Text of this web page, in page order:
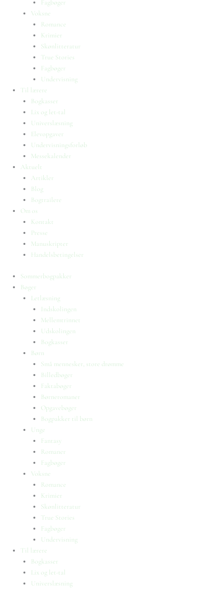
Fagbøger
Voksne
Romance
Krimier
Skønlitteratur
True Stories
Fagbøger
Undervisning
Til lærere
Bogkasser
Lix og let-tal
Universlæsning
Elevopgaver
Undervisningsforløb
Messekalender
Aktuelt
Artikler
Blog
Bogtrailere
Om os
Kontakt
Presse
Manuskripter
Handelsbetingelser
Sommerbogpakker
Bøger
Letlæsning
Indskolingen
Mellemtrinnet
Udskolingen
Bogkasser
Børn
Små mennesker, store drømme
Billedbøger
Faktabøger
Børneromaner
Opgavebøger
Bogpakker til børn
Unge
Fantasy
Romaner
Fagbøger
Voksne
Romance
Krimier
Skønlitteratur
True Stories
Fagbøger
Undervisning
Til lærere
Bogkasser
Lix og let-tal
Universlæsning